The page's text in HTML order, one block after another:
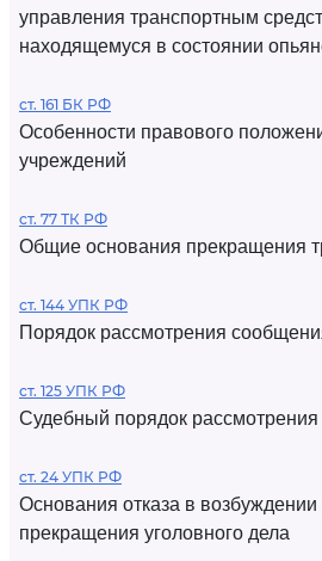
управления транспортным
находящемуся в состоянии
ст. 161 БК РФ
Особенности правового
учреждений
ст. 77 ТК РФ
Общие основания прекращения
ст. 144 УПК РФ
Порядок рассмотрения
ст. 125 УПК РФ
Судебный порядок
ст. 24 УПК РФ
Основания отказа в возбуждении
прекращения уголовного дела